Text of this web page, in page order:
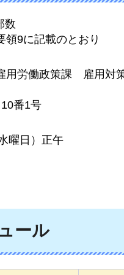
数
領9に記載のとおり
用労働政策課 雇用対
番1号
曜日）正午
ール